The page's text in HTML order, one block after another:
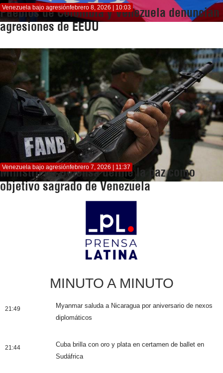
Venezuela bajo agresiónfebrero 8, 2026 | 10:03
Pueblos de Colombia y Venezuela denuncian
agresiones de EEUU
Venezuela bajo agresiónfebrero 7, 2026 | 11:37
Ministro de Defensa define la paz como
objetivo sagrado de Venezuela
MINUTO A MINUTO
21:49
Myanmar saluda a Nicaragua por aniversario de nexos
diplomáticos
21:44
Cuba brilla con oro y plata en certamen de ballet en
Sudáfrica